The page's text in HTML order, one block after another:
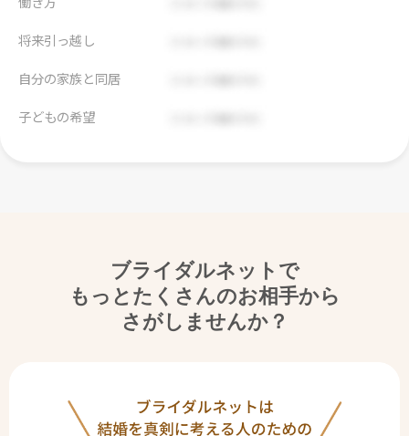
将来引っ越し
自分の家族と同居
子どもの希望
ブライダルネットで
もっとたくさんのお相手から
さがしませんか？